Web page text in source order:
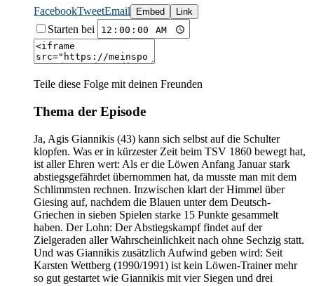
FacebookTweetEmail Embed Link
Starten bei
Teile diese Folge mit deinen Freunden
Thema der Episode
Ja, Agis Giannikis (43) kann sich selbst auf die Schulter
klopfen. Was er in kürzester Zeit beim TSV 1860 bewegt hat,
ist aller Ehren wert: Als er die Löwen Anfang Januar stark
abstiegsgefährdet übernommen hat, da musste man mit dem
Schlimmsten rechnen. Inzwischen klart der Himmel über
Giesing auf, nachdem die Blauen unter dem Deutsch-
Griechen in sieben Spielen starke 15 Punkte gesammelt
haben. Der Lohn: Der Abstiegskampf findet auf der
Zielgeraden aller Wahrscheinlichkeit nach ohne Sechzig statt.
Und was Giannikis zusätzlich Aufwind geben wird: Seit
Karsten Wettberg (1990/1991) ist kein Löwen-Trainer mehr
so gut gestartet wie Giannikis mit vier Siegen und drei